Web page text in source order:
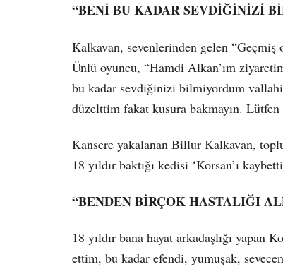
“BENİ BU KADAR SEVDİĞİNİZİ
Kalkavan, sevenlerinden gelen “Geçmiş
Ünlü oyuncu, “Hamdi Alkan’ım
bu kadar sevdiğinizi bilmiyordum
düzelttim fakat kusura bakmayın.
Kansere yakalanan Billur Kalkavan,
18 yıldır baktığı kedisi ‘Korsan’ı
“BENDEN BİRÇOK HASTALIĞI
18 yıldır bana hayat arkadaşlığı yapan
ettim, bu kadar efendi, yumuşak,